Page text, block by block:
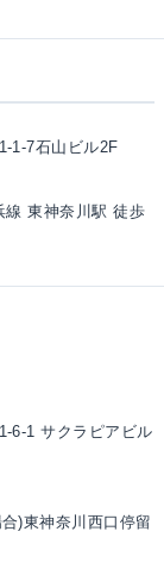
1-7石山ビル2F
東神奈川駅 徒歩
6-1 サクラピアビル
)東神奈川西口停留